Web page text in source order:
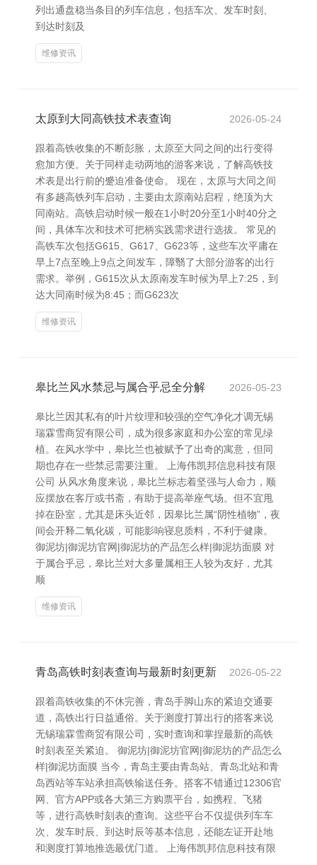
列出通盘稳当条目的列车信息，包括车次、发车时刻、
到达时刻及
维修资讯
太原到大同高铁技术表查询 2026-05-24
跟着高铁收集的不断彭胀，太原至大同之间的出行变得
愈加方便。关于同样走动两地的游客来说，了解高铁技
术表是出行前的蹙迫准备使命。 现在，太原与大同之间
有多趟高铁列车启动，主要由太原南站启程，绝顶为大
同南站。高铁启动时候一般在1小时20分至1小时40分之
间，具体车次和技术可把柄实践需求进行选拔。 常见的
高铁车次包括G615、G617、G623等，这些车次平庸在
早上7点至晚上9点之间发车，障翳了大部分游客的出行
需求。举例，G615次从太原南发车时候为早上7:25，到
达大同南时候为8:45；而G623次
维修资讯
皋比兰风水禁忌与属合乎忌全分解 2026-05-23
皋比兰因其私有的叶片纹理和较强的空气净化才调无锡
瑞霖雪商贸有限公司，成为很多家庭和办公室的常见绿
植。在风水学中，皋比兰也被赋予了出奇的寓意，但同
期也存在一些禁忌需要注重。 上海伟凯邦信息科技有限
公司 从风水角度来说，皋比兰标志着坚强与人命力，顺
应摆放在客厅或书斋，有助于提高举座气场。但不宜甩
掉在卧室，尤其是床头近邻，因皋比兰属“阴性植物”，夜
间会开释二氧化碳，可能影响寝息质料，不利于健康。
御泥坊|御泥坊官网|御泥坊的产品怎么样|御泥坊面膜 对
于属合乎忌，皋比兰对大多量属相王人较为友好，尤其
顺
维修资讯
青岛高铁时刻表查询与最新时刻更新 2026-05-22
跟着高铁收集的不休完善，青岛手脚山东的紧迫交通要
道，高铁出行日益通俗。关于测度打算出行的搭客来说
无锡瑞霖雪商贸有限公司，实时查询和掌捏最新的高铁
时刻表至关紧迫。 御泥坊|御泥坊官网|御泥坊的产品怎么
样|御泥坊面膜 当今，青岛主要由青岛站、青岛北站和青
岛西站等车站承担高铁输送任务。搭客不错通过12306官
网、官方APP或各大第三方购票平台，如携程、飞猪
等，进行高铁时刻表的查询。这些平台不仅提供列车车
次、发车时辰、到达时辰等基本信息，还能左证开赴地
和测度打算地推选最优门道。 上海伟凯邦信息科技有限